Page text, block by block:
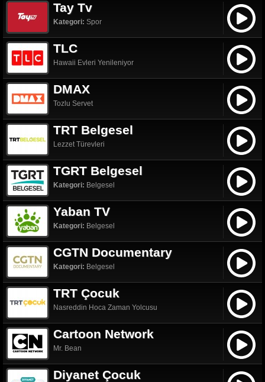
Tay Tv
Kategori: Spor
TLC
Hawaii Evleri Yenileniyor
DMAX
Tozlu Servet
TRT Belgesel
Lezzet Türevleri
TGRT Belgesel
Kategori: Belgesel
Yaban TV
Kategori: Belgesel
CGTN Documentary
Kategori: Belgesel
TRT Çocuk
Nasreddin Hoca Zaman Yolcusu
Cartoon Network
Mr. Bean
Diyanet Çocuk